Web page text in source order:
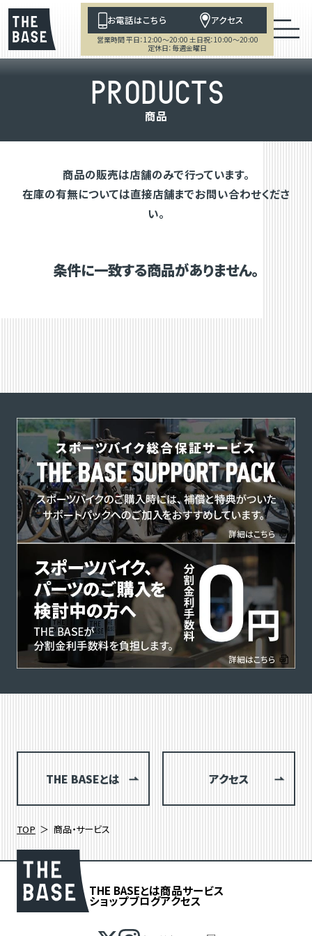
お電話はこちら アクセス
営業時間 平日：12:00～20:00 土日祝：10:00～20:00
定休日：毎週金曜日
PRODUCTS
商品
商品の販売は店舗のみで行っています。
在庫の有無については直接店舗までお問い合わせくださ
い。
条件に一致する商品がありません。
THE BASEとは アクセス
TOP 商品・サービス
THE BASEとは商品サービス
ショップブログアクセス